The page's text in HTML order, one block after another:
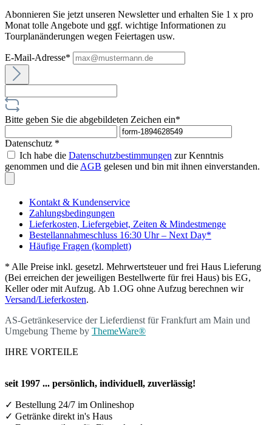
Abonnieren Sie jetzt unseren Newsletter und erhalten Sie 1 x pro
Monat tolle Angebote und ggf. wichtige Informationen zu
Tourplanänderungen wegen Feiertagen usw.
E-Mail-Adresse*
Bitte geben Sie die abgebildeten Zeichen ein*
Datenschutz *
Ich habe die Datenschutzbestimmungen zur Kenntnis
genommen und die AGB gelesen und bin mit ihnen einverstanden.
Kontakt & Kundenservice
Zahlungsbedingungen
Lieferkosten, Liefergebiet, Zeiten & Mindestmenge
Bestellannahmeschluss 16:30 Uhr – Next Day*
Häufige Fragen (komplett)
* Alle Preise inkl. gesetzl. Mehrwertsteuer und frei Haus Lieferung
(Bei erreichen der jeweiligen Bestellwerte für frei Haus) bis EG,
Keller oder mit Aufzug. Ab 1.OG ohne Aufzug berechnen wir
Versand/Lieferkosten.
AS-Getränkeservice der Lieferdienst für Frankfurt am Main und
Umgebung Theme by ThemeWare®
IHRE VORTEILE
seit 1997 ... persönlich, individuell, zuverlässig!
✓ Bestellung 24/7 im Onlineshop
✓ Getränke direkt in's Haus